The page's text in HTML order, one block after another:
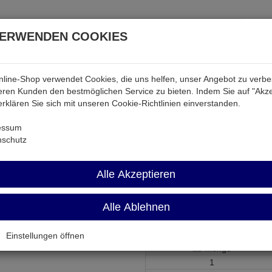
& Akkus Audio & Video Strom Tab &
LSSW2
Lautsprecher-Stecker
1
COOKIES
Shop verwendet Cookies, die uns helfen, unser Angebot zu
Kunden den bestmöglichen Service zu bieten. Indem Sie auf
Sie sich mit unseren Cookie-Richtlinien einverstanden.
Alle Akzeptieren
Alle Ablehnen
Einstellungen öffnen